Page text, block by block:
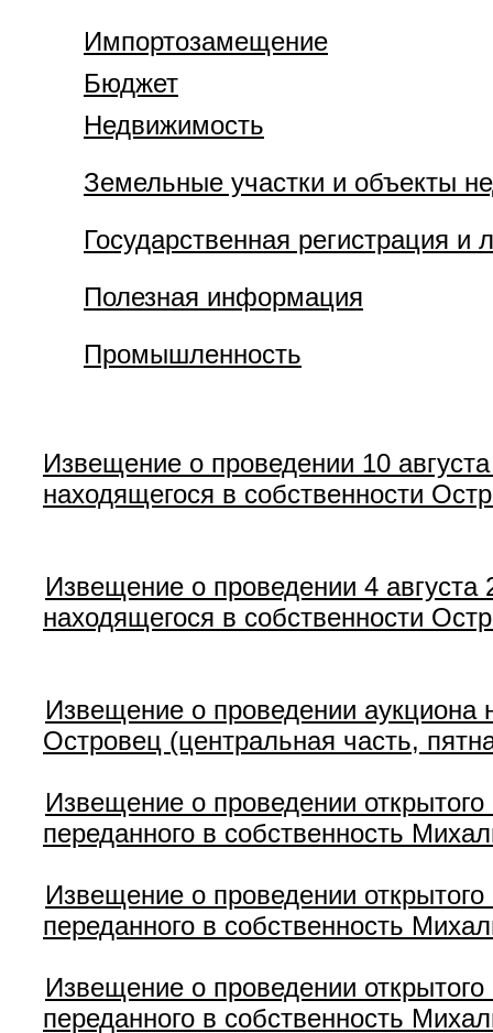
Импортозамещение
Бюджет
Недвижимость
Земельные участки и объекты
Государственная регистрация и
Полезная информация
Промышленность
Извещение о проведении 10
находящегося в собственности
Извещение о проведении 4
находящегося в собственности
Извещение о проведении аукциона
Островец (центральная часть,
Извещение о проведении
переданного в собственность
Извещение о проведении
переданного в собственность
Извещение о проведении
переданного в собственность